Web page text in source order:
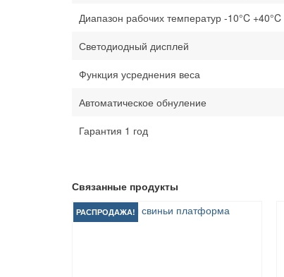
Диапазон рабочих температур -10°C +40°C
Светодиодный дисплей
Функция усреднения веса
Автоматическое обнуление
Гарантия 1 год
Связанные продукты
РАСПРОДАЖА!